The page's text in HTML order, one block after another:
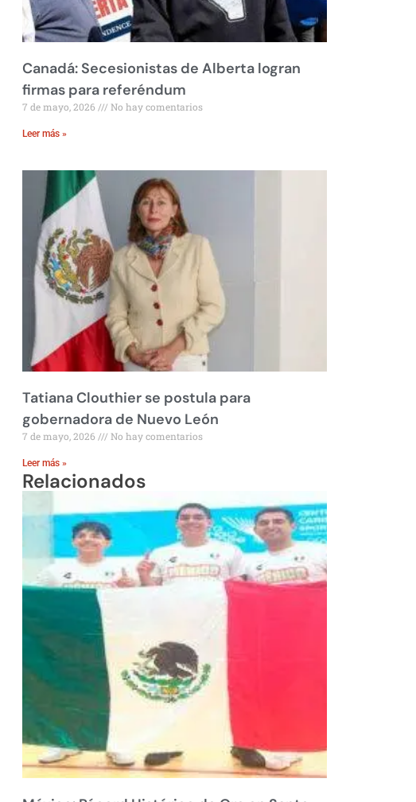
Canadá: Secesionistas de Alberta logran
firmas para referéndum
7 de mayo, 2026 No hay comentarios
Leer más »
Tatiana Clouthier se postula para
gobernadora de Nuevo León
7 de mayo, 2026 No hay comentarios
Leer más »
Relacionados